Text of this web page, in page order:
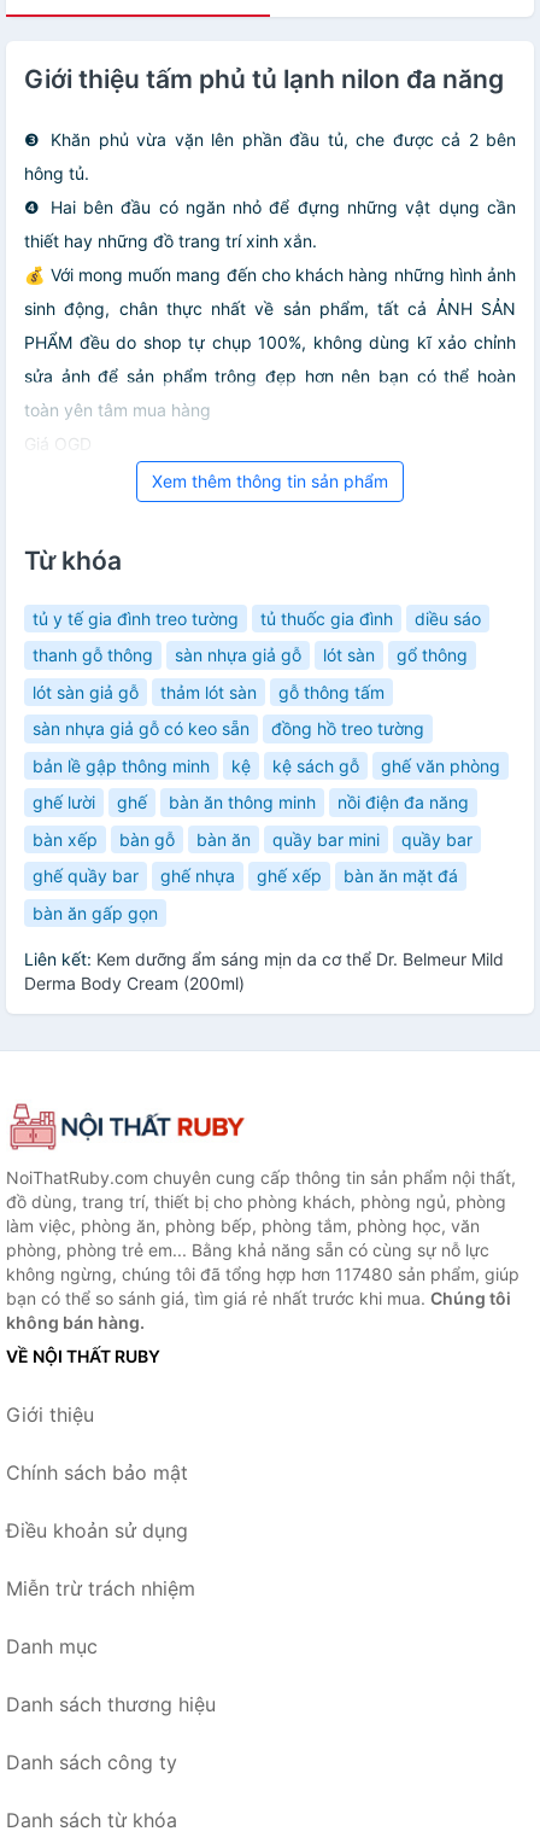
Giới thiệu tấm phủ tủ lạnh nilon đa năng
❸ Khăn phủ vừa vặn lên phần đầu tủ, che được cả 2 bên
hông tủ.
❹ Hai bên đầu có ngăn nhỏ để đựng những vật dụng cần
thiết hay những đồ trang trí xinh xắn.
💰 Với mong muốn mang đến cho khách hàng những hình ảnh
sinh động, chân thực nhất về sản phẩm, tất cả ẢNH SẢN
PHẨM đều do shop tự chụp 100%, không dùng kĩ xảo chỉnh
sửa ảnh để sản phẩm trông đẹp hơn nên bạn có thể hoàn
toàn yên tâm mua hàng
Giá OGD
Xem thêm thông tin sản phẩm
Từ khóa
tủ y tế gia đình treo tường tủ thuốc gia đình
diều sáo
thanh gỗ thông
sàn nhựa giả gỗ lót sàn
gổ thông
lót sàn giả gỗ
thảm lót sàn
gỗ thông tấm
sàn nhựa giả gỗ có keo sẵn
đồng hồ treo tường
bản lề gập thông minh
kệ kệ sách gỗ
ghế văn phòng
ghế lười
ghế bàn ăn thông minh
nồi điện đa năng
bàn xếp
bàn gỗ bàn ăn quầy bar mini
quầy bar
ghế quầy bar
ghế nhựa ghế xếp
bàn ăn mặt đá
bàn ăn gấp gọn
Liên kết: Kem dưỡng ẩm sáng mịn da cơ thể Dr. Belmeur Mild
Derma Body Cream (200ml)
NoiThatRuby.com chuyên cung cấp thông tin sản phẩm nội thất,
đồ dùng, trang trí, thiết bị cho phòng khách, phòng ngủ, phòng
làm việc, phòng ăn, phòng bếp, phòng tắm, phòng học, văn
phòng, phòng trẻ em... Bằng khả năng sẵn có cùng sự nỗ lực
không ngừng, chúng tôi đã tổng hợp hơn 117480 sản phẩm, giúp
bạn có thể so sánh giá, tìm giá rẻ nhất trước khi mua. Chúng tôi
không bán hàng.
VỀ NỘI THẤT RUBY
Giới thiệu
Chính sách bảo mật
Điều khoản sử dụng
Miễn trừ trách nhiệm
Danh mục
Danh sách thương hiệu
Danh sách công ty
Danh sách từ khóa